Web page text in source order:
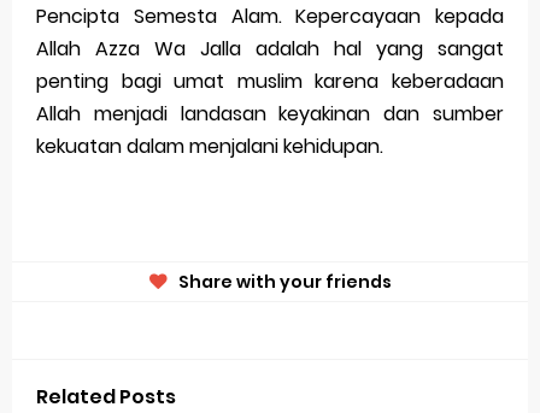
Pencipta Semesta Alam. Kepercayaan kepada
Allah Azza Wa Jalla adalah hal yang sangat
penting bagi umat muslim karena keberadaan
Allah menjadi landasan keyakinan dan sumber
kekuatan dalam menjalani kehidupan.
Share with your friends
Related Posts